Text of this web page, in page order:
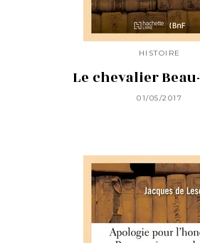
HISTOIRE
Le chevalier
01/05/2017